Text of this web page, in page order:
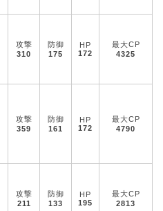
攻撃
310
防御
175
HP
172
最大CP
4325
攻撃
359
防御
161
HP
172
最大CP
4790
攻撃
211
防御
133
HP
195
最大CP
2813